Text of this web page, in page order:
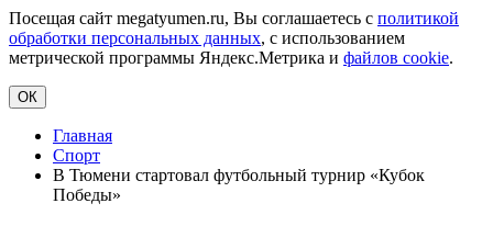
Посещая сайт megatyumen.ru, Вы соглашаетесь с политикой
обработки персональных данных, с использованием
метрической программы Яндекс.Метрика и файлов cookie.
ОК
Главная
Спорт
В Тюмени стартовал футбольный турнир «Кубок
Победы»